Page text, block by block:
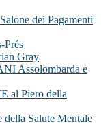
dei Pagamenti
Prés
Gray
Assolombarda e
al Piero della
Salute Mentale